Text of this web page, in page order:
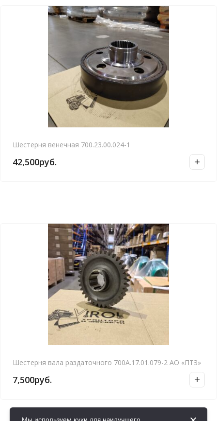
Шестерня венечная 700.23.00.024-1
42,500руб.
Шестерня вала раздаточного 700А.17.01.079-2 АО «ПТЗ»
7,500руб.